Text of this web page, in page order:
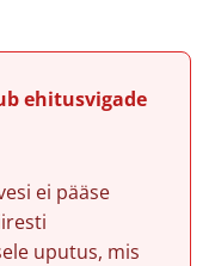
ehitusvigade
ei pääse
uputus, mis